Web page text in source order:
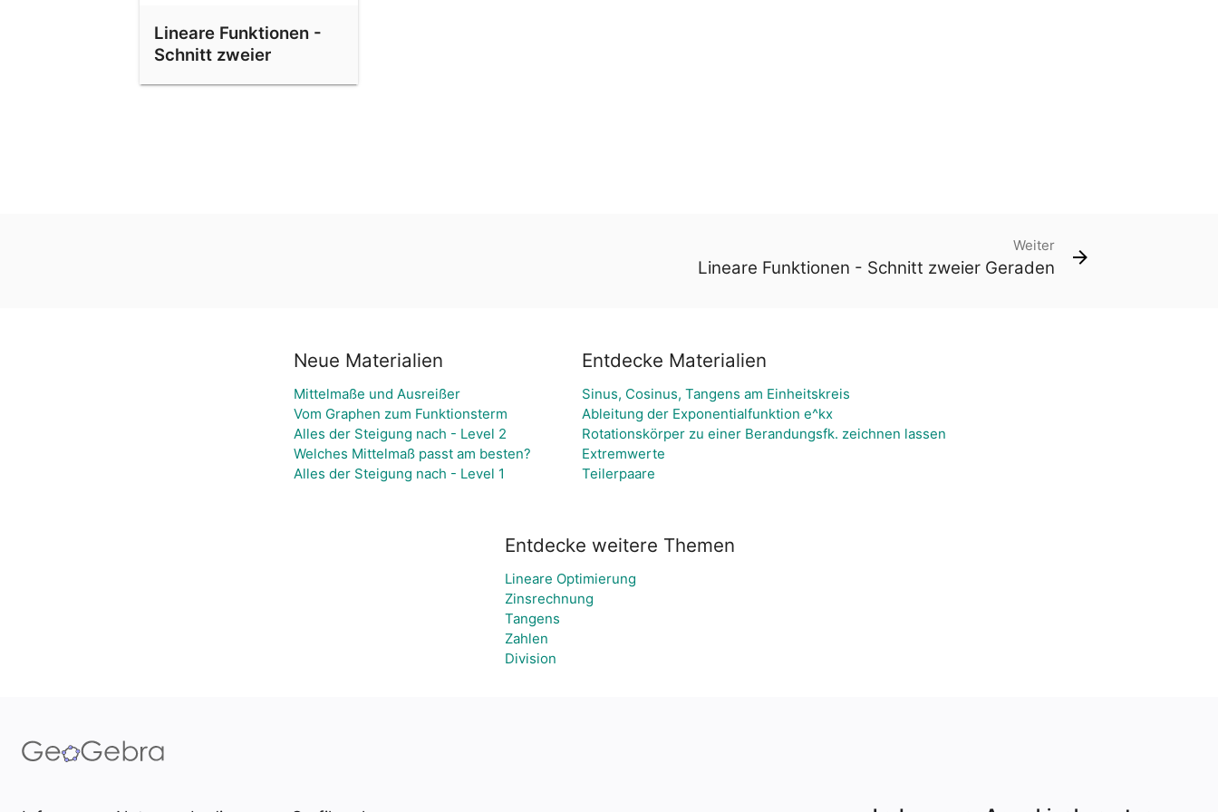
Lineare Funktionen -
Schnitt zweier
Weiter
Lineare Funktionen - Schnitt zweier Geraden
Neue Materialien
Mittelmaße und Ausreißer
Vom Graphen zum Funktionsterm
Alles der Steigung nach - Level 2
Welches Mittelmaß passt am besten?
Alles der Steigung nach - Level 1
Entdecke Materialien
Sinus, Cosinus, Tangens am Einheitskreis
Ableitung der Exponentialfunktion e^kx
Rotationskörper zu einer Berandungsfk. zeichnen lassen
Extremwerte
Teilerpaare
Entdecke weitere Themen
Lineare Optimierung
Zinsrechnung
Tangens
Zahlen
Division